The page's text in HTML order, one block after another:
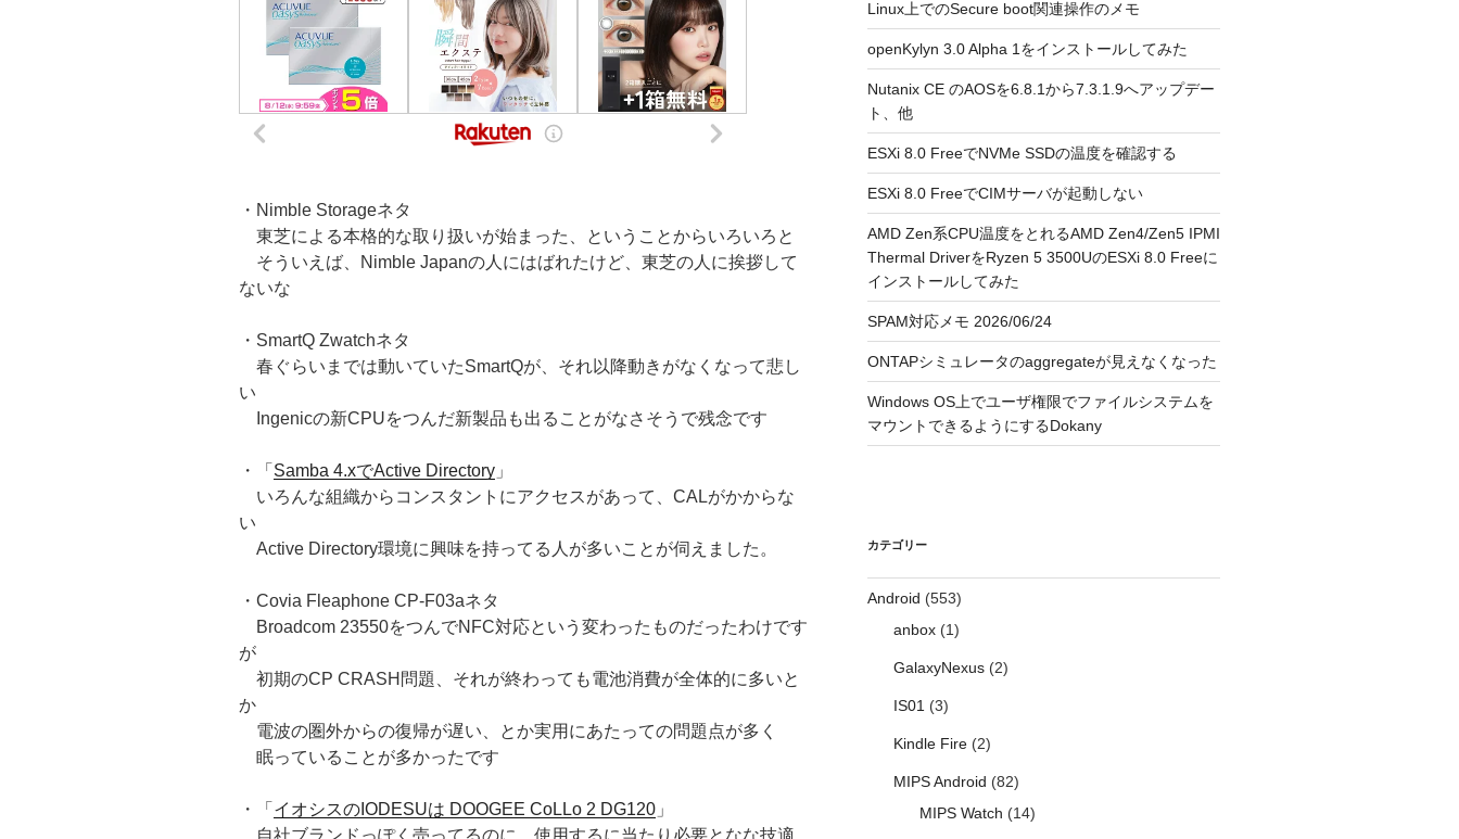
・Nimble Storageネタ
東芝による本格的な取り扱いが始まった、ということからいろいろと
そういえば、Nimble Japanの人にはばれたけど、東芝の人に挨拶して
ないな
・SmartQ Zwatchネタ
春ぐらいまでは動いていたSmartQが、それ以降動きがなくなって悲し
い
Ingenicの新CPUをつんだ新製品も出ることがなさそうで残念です
・「 Samba 4.xでActive Directory 」
いろんな組織からコンスタントにアクセスがあって、CALがかからな
い
Active Directory環境に興味を持ってる人が多いことが伺えました。
・Covia Fleaphone CP-F03aネタ
Broadcom 23550をつんでNFC対応という変わったものだったわけです
が
初期のCP CRASH問題、それが終わっても電池消費が全体的に多いと
か
電波の圏外からの復帰が遅い、とか実用にあたっての問題点が多く
眠っていることが多かったです
・「 イオシスのIODESUは DOOGEE CoLLo 2 DG120 」
Linux上でのSecure boot関連操作のメモ
openKylyn 3.0 Alpha 1をインストールしてみた
Nutanix CE のAOSを6.8.1から7.3.1.9へアップデー
ト、他
ESXi 8.0 FreeでNVMe SSDの温度を確認する
ESXi 8.0 FreeでCIMサーバが起動しない
AMD Zen系CPU温度をとれるAMD Zen4/Zen5 IPMI
Thermal DriverをRyzen 5 3500UのESXi 8.0 Freeに
インストールしてみた
SPAM対応メモ 2026/06/24
ONTAPシミュレータのaggregateが見えなくなった
Windows OS上でユーザ権限でファイルシステムを
マウントできるようにするDokany
カテゴリー
Android (553)
anbox(1)
GalaxyNexus(2)
IS01(3)
Kindle Fire(2)
MIPS Android (82)
MIPS Watch (14)